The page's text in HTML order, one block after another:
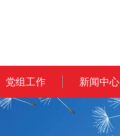
党组工作 新闻中心